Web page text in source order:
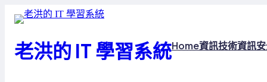
老洪的 IT 學習系統Home資訊技術資訊